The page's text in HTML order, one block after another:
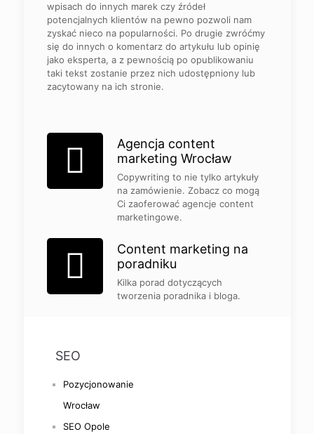
wpisach do innych marek czy źródeł
potencjalnych klientów na pewno pozwoli nam
zyskać nieco na popularności. Po drugie zwróćmy
się do innych o komentarz do artykułu lub opinię
jako eksperta, a z pewnością po opublikowaniu
taki tekst zostanie przez nich udostępniony lub
zacytowany na ich stronie.
Agencja content
marketing Wrocław
Copywriting to nie tylko artykuły
na zamówienie. Zobacz co mogą
Ci zaoferować agencje content
marketingowe.
Content marketing na
poradniku
Kilka porad dotyczących
tworzenia poradnika i bloga.
SEO
Pozycjonowanie
Wrocław
SEO Opole